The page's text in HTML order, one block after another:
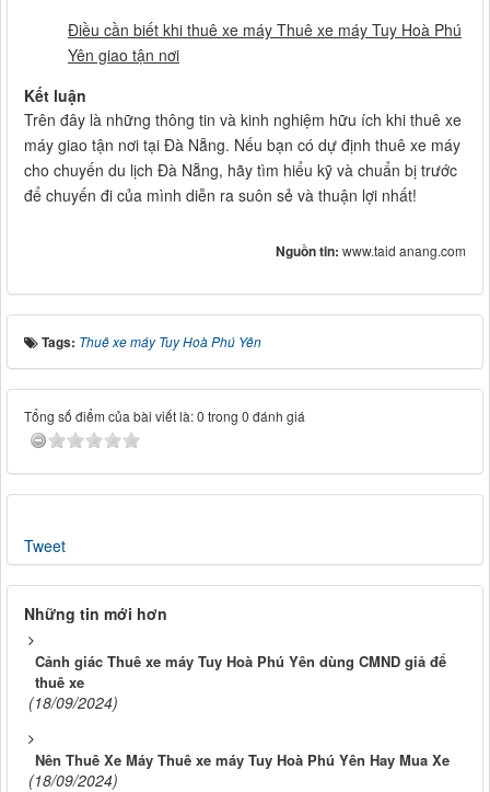
Điều cần biết khi thuê xe máy Thuê xe máy Tuy Hoà Phú
Yên giao tận nơi
Kết luận
Trên đây là những thông tin và kinh nghiệm hữu ích khi thuê xe
máy giao tận nơi tại Đà Nẵng. Nếu bạn có dự định thuê xe máy
cho chuyến du lịch Đà Nẵng, hãy tìm hiểu kỹ và chuẩn bị trước
để chuyến đi của mình diễn ra suôn sẻ và thuận lợi nhất!
Nguồn tin: www.taid anang.com
Tags: Thuê xe máy Tuy Hoà Phú Yên
Tổng số điểm của bài viết là: 0 trong 0 đánh giá
Tweet
Những tin mới hơn
Cảnh giác Thuê xe máy Tuy Hoà Phú Yên dùng CMND giả để
thuê xe
(18/09/2024)
Nên Thuê Xe Máy Thuê xe máy Tuy Hoà Phú Yên Hay Mua Xe
(18/09/2024)